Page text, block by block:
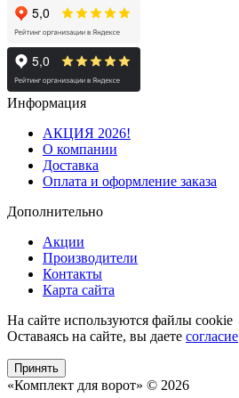
Информация
АКЦИЯ 2026!
О компании
Доставка
Оплата и оформление заказа
Дополнительно
Акции
Производители
Контакты
Карта сайта
На сайте используются файлы cookie
Оставаясь на сайте, вы даете согласие
Принять
«Комплект для ворот» © 2026